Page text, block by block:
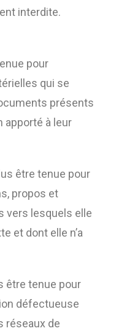
interdite.
pour
qui se
présents
apporté à leur
être tenue pour
propos et
vers lesquels elle
et dont elle n’a
être tenue pour
défectueuse
réseaux de